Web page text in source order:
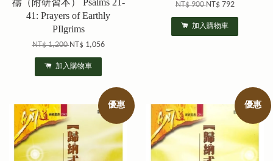
禱（附研習本） Psalms 21-
41: Prayers of Earthly
PIlgrims
NT$ 1,200NT$ 1,056
加入購物車
NT$ 900NT$ 792
加入購物車
優惠 優惠